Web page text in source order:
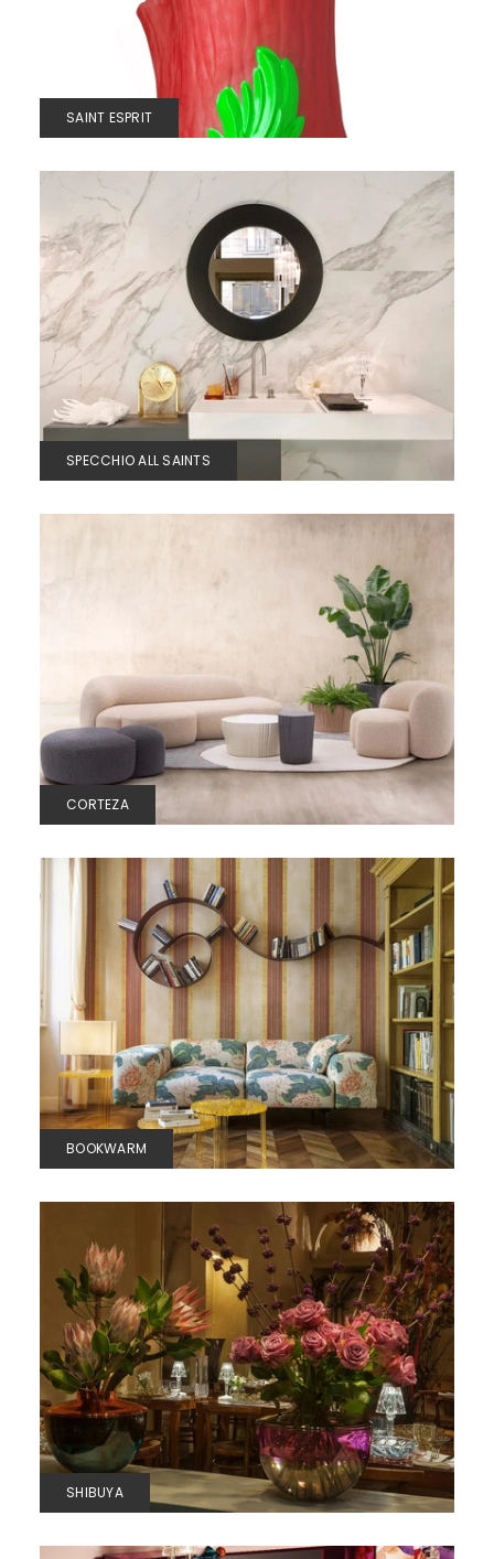
SAINT ESPRIT
SPECCHIO ALL SAINTS
CORTEZA
BOOKWARM
SHIBUYA